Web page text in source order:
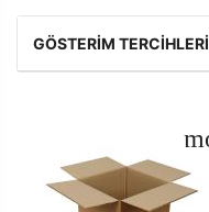
GÖSTERIM TERCIHLERI